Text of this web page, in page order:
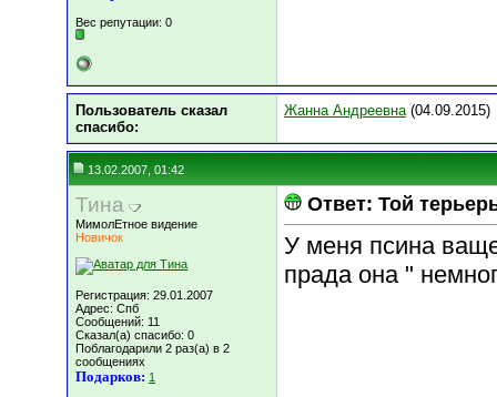
Вес репутации: 0
Пользователь сказал
cпасибо:
Жанна Андреевна(04.09.2015)
13.02.2007, 01:42
Тина
МимолЕтное видение
Новичок
Регистрация: 29.01.2007
Адрес: Спб
Сообщений: 11
Сказал(а) спасибо: 0
Поблагодарили 2 раз(а) в 2
сообщениях
Подарков: 1
Ответ: Той
У меня псина
прада она "